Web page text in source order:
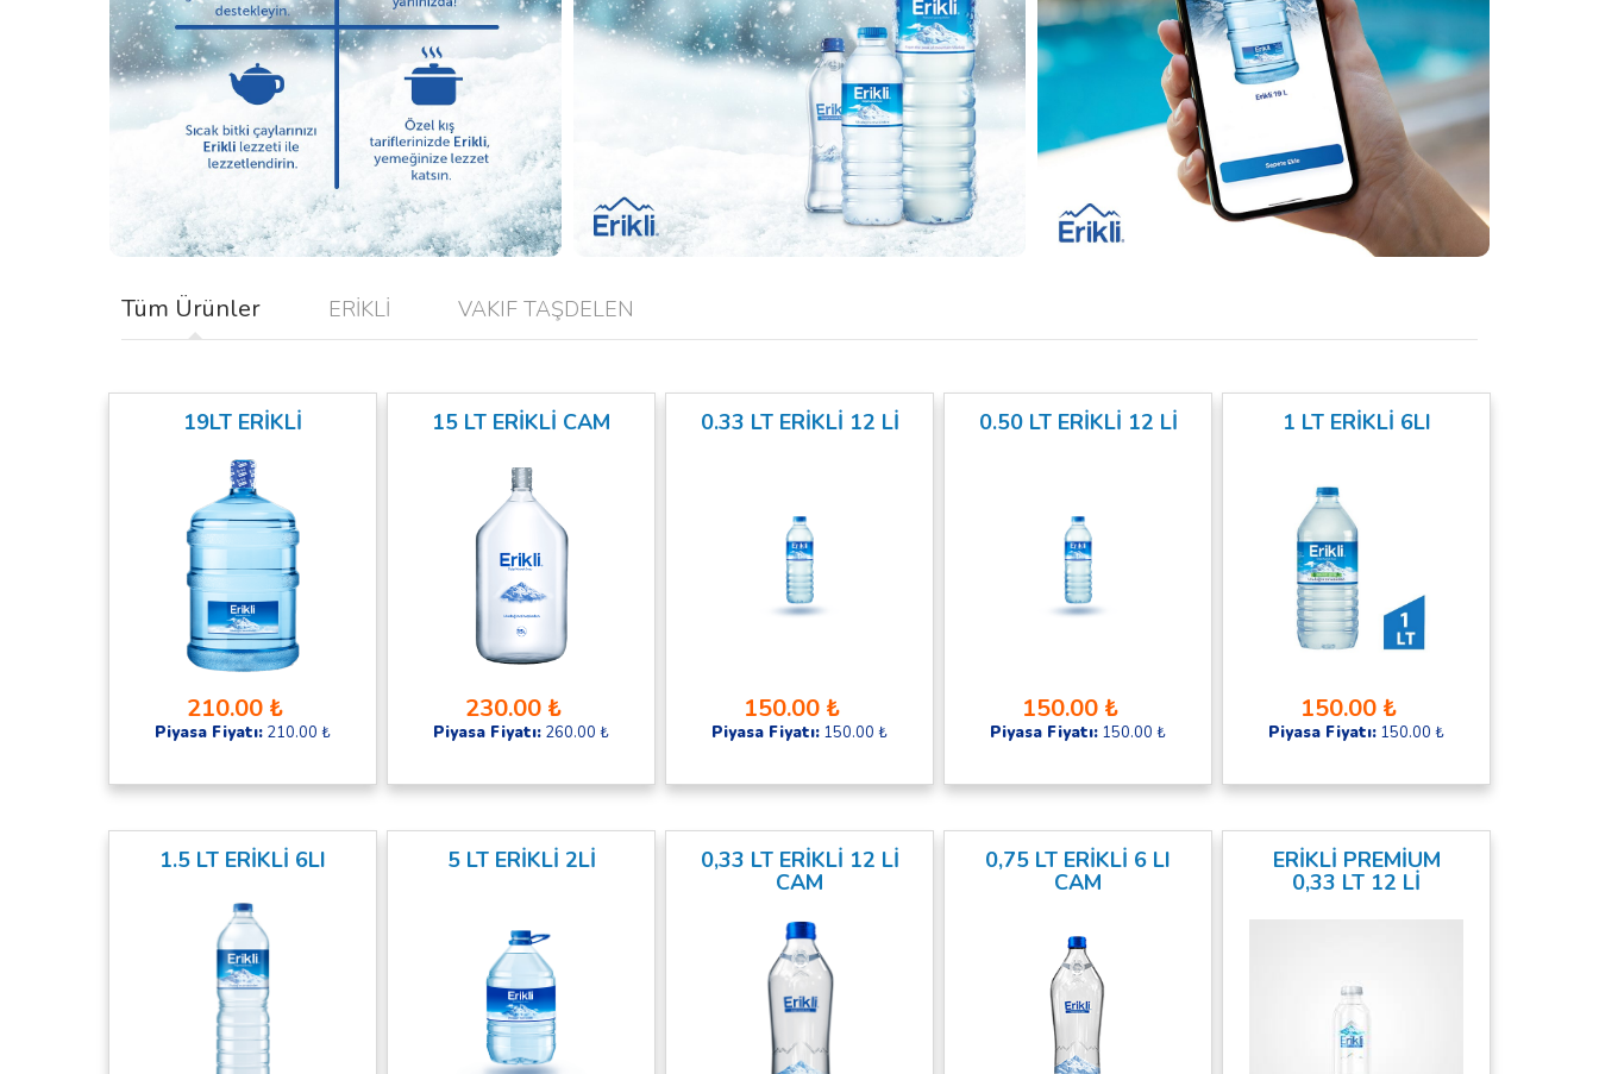
Tüm Ürünler ERİKLİ VAKIF TAŞDELEN
19LT ERİKLİ
210.00 ₺
Piyasa Fiyatı: 210.00 ₺
15 LT ERİKLİ CAM
230.00 ₺
Piyasa Fiyatı: 260.00 ₺
0.33 LT ERİKLİ 12 Lİ
150.00 ₺
Piyasa Fiyatı: 150.00 ₺
0.50 LT ERİKLİ 12 Lİ
150.00 ₺
Piyasa Fiyatı: 150.00 ₺
1 LT ERİKLİ 6LI
150.00 ₺
Piyasa Fiyatı: 150.00 ₺
1.5 LT ERİKLİ 6LI 5 LT ERİKLİ 2Lİ 0,33 LT ERİKLİ 12 Lİ
CAM
0,75 LT ERİKLİ 6 LI
CAM
ERİKLİ PREMİUM
0,33 LT 12 Lİ